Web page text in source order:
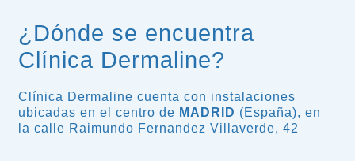
¿Dónde se encuentra
Clínica Dermaline?
Clínica Dermaline cuenta con instalaciones
ubicadas en el centro de MADRID (España), en
la calle Raimundo Fernandez Villaverde, 42